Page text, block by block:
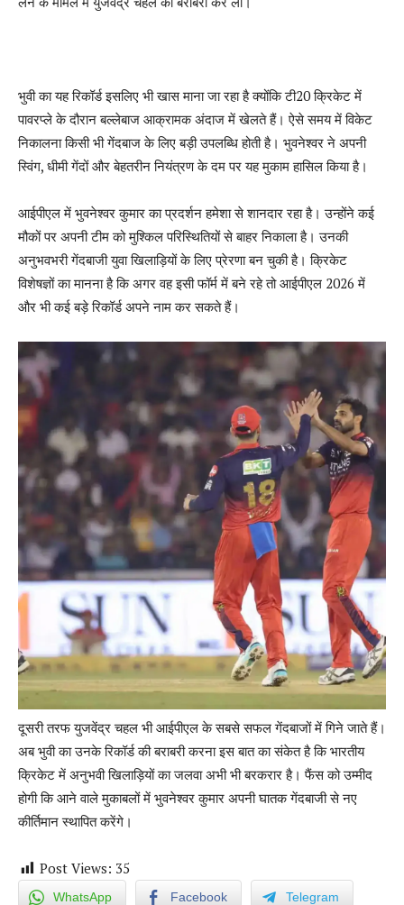
भुवी का यह रिकॉर्ड इसलिए भी खास माना जा रहा है क्योंकि टी20 क्रिकेट में
पावरप्ले के दौरान बल्लेबाज आक्रामक अंदाज में खेलते हैं। ऐसे समय में विकेट
निकालना किसी भी गेंदबाज के लिए बड़ी उपलब्धि होती है। भुवनेश्वर ने अपनी
स्विंग, धीमी गेंदों और बेहतरीन नियंत्रण के दम पर यह मुकाम हासिल किया है।
आईपीएल में भुवनेश्वर कुमार का प्रदर्शन हमेशा से शानदार रहा है। उन्होंने कई
मौकों पर अपनी टीम को मुश्किल परिस्थितियों से बाहर निकाला है। उनकी
अनुभवभरी गेंदबाजी युवा खिलाड़ियों के लिए प्रेरणा बन चुकी है। क्रिकेट
विशेषज्ञों का मानना है कि अगर वह इसी फॉर्म में बने रहे तो आईपीएल 2026 में
और भी कई बड़े रिकॉर्ड अपने नाम कर सकते हैं।
दूसरी तरफ युजवेंद्र चहल भी आईपीएल के सबसे सफल गेंदबाजों में गिने जाते हैं।
अब भुवी का उनके रिकॉर्ड की बराबरी करना इस बात का संकेत है कि भारतीय
क्रिकेट में अनुभवी खिलाड़ियों का जलवा अभी भी बरकरार है। फैंस को उम्मीद
होगी कि आने वाले मुकाबलों में भुवनेश्वर कुमार अपनी घातक गेंदबाजी से नए
कीर्तिमान स्थापित करेंगे।
Post Views: 35
WhatsApp Facebook Telegram